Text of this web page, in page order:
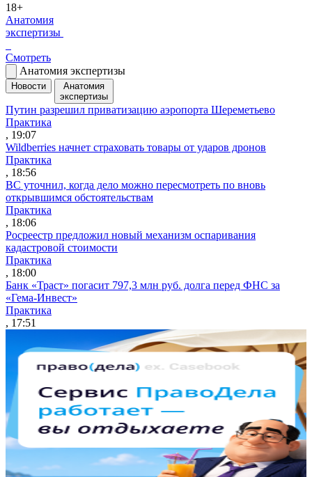
18+
Анатомия
экспертизы
Смотреть
Анатомия экспертизы
Новости
Анатомия
экспертизы
Путин разрешил приватизацию аэропорта Шереметьево
Практика
, 19:07
Wildberries начнет страховать товары от ударов дронов
Практика
, 18:56
ВС уточнил, когда дело можно пересмотреть по вновь
открывшимся обстоятельствам
Практика
, 18:06
Росреестр предложил новый механизм оспаривания
кадастровой стоимости
Практика
, 18:00
Банк «Траст» погасит 797,3 млн руб. долга перед ФНС за
«Гема-Инвест»
Практика
, 17:51